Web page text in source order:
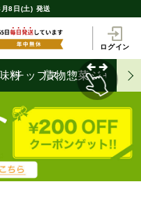
8日(土) 発送
ログイン
料
チップス
漬物惣菜ジャム